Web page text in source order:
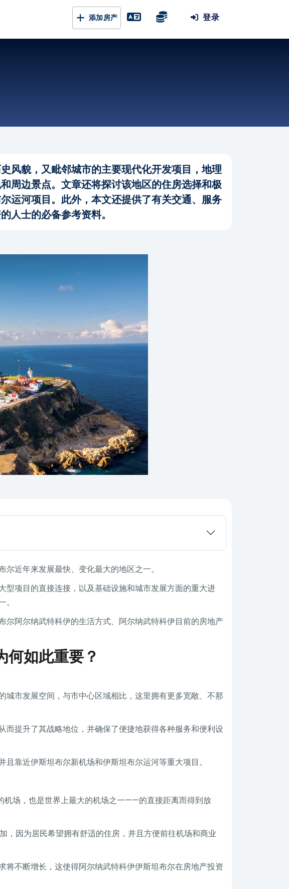
添加房产 登录
风貌，又毗邻城市的主要现代化开发项目，地理
周边景点。文章还将探讨该地区的住房选择和极
运河项目。此外，本文还提供了有关交通、服务
人士的必备参考资料。
近年来发展最快、变化最大的地区之一。
项目的直接连接，以及基础设施和城市发展方面的重大进
阿尔纳武特科伊的生活方式、阿尔纳武特科伊目前的房地产
何如此重要？
市发展空间，与市中心区域相比，这里拥有更多宽敞、不那
提升了其战略地位，并确保了便捷地获得各种服务和便利设
靠近伊斯坦布尔新机场和伊斯坦布尔运河等重大项目。
场，也是世界上最大的机场之一——的直接距离而得到放
因为居民希望拥有舒适的住房，并且方便前往机场和商业
不断增长，这使得阿尔纳武特科伊伊斯坦布尔在房地产投资